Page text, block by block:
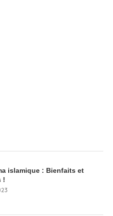
islamique : Bienfaits et
!